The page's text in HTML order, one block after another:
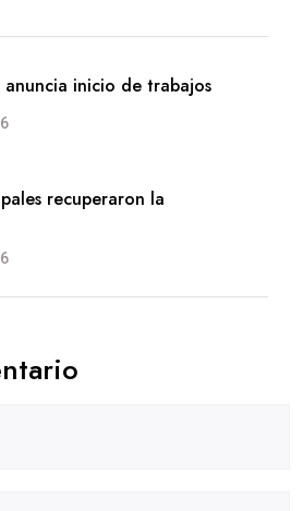
inicio de trabajos
recuperaron la